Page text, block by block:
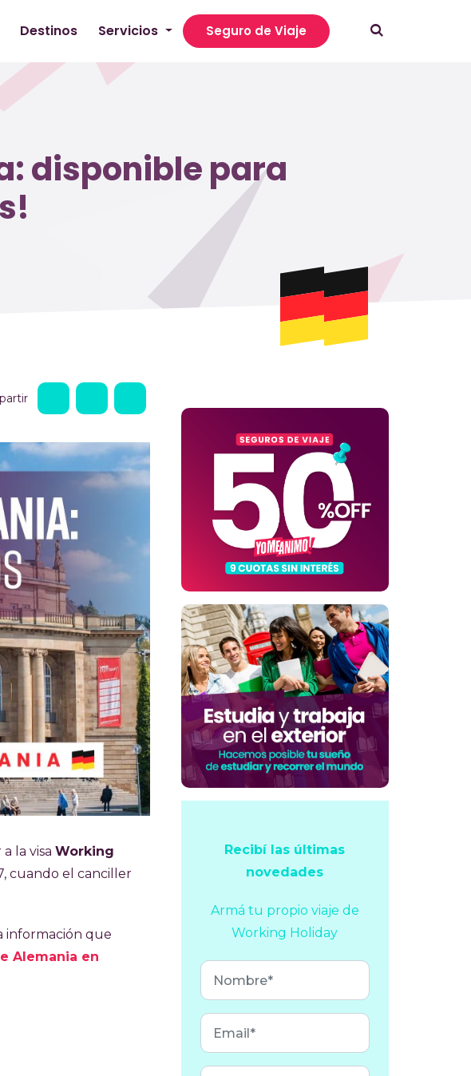
Destinos Servicios Seguro de Viaje
disponible para
la visa Working
cuando el canciller
información que
Alemania en
Recibí las últimas
novedades
Armá tu propio viaje de
Working Holiday